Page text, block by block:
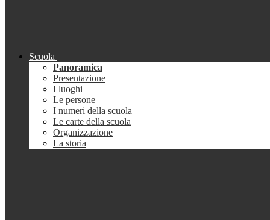
Scuola
Panoramica
Presentazione
I luoghi
Le persone
I numeri della scuola
Le carte della scuola
Organizzazione
La storia